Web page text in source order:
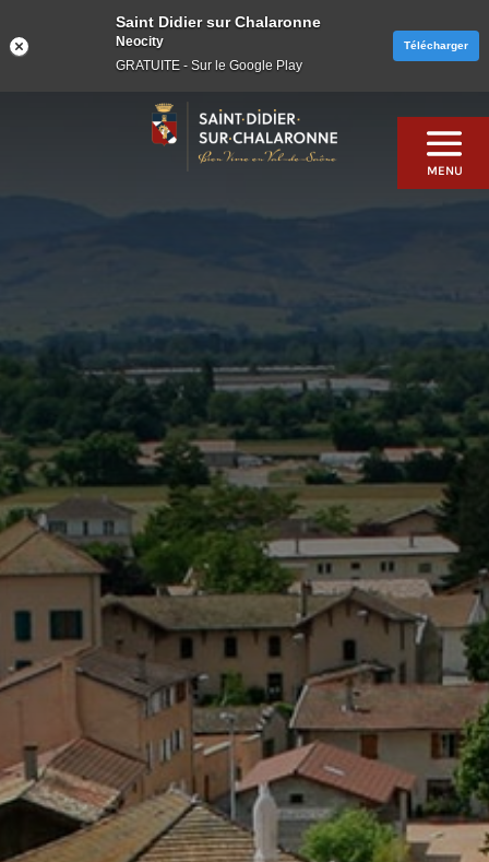
Saint Didier sur Chalaronne
Neocity
GRATUITE - Sur le Google Play
Télécharger